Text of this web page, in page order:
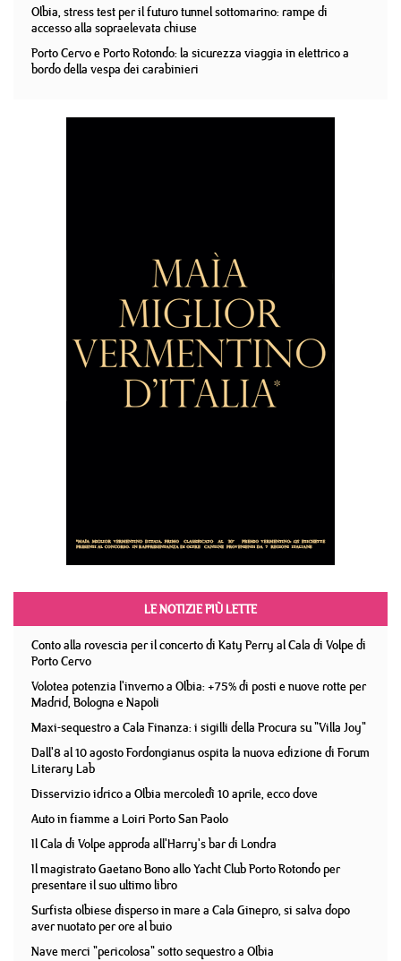
Olbia, stress test per il futuro tunnel sottomarino: rampe di
accesso alla sopraelevata chiuse
Porto Cervo e Porto Rotondo: la sicurezza viaggia in elettrico a
bordo della vespa dei carabinieri
LE NOTIZIE PIÙ LETTE
Conto alla rovescia per il concerto di Katy Perry al Cala di Volpe di
Porto Cervo
Volotea potenzia l'inverno a Olbia: +75% di posti e nuove rotte per
Madrid, Bologna e Napoli
Maxi-sequestro a Cala Finanza: i sigilli della Procura su "Villa Joy"
Dall'8 al 10 agosto Fordongianus ospita la nuova edizione di Forum
Literary Lab
Disservizio idrico a Olbia mercoledì 10 aprile, ecco dove
Auto in fiamme a Loiri Porto San Paolo
Il Cala di Volpe approda all'Harry's bar di Londra
Il magistrato Gaetano Bono allo Yacht Club Porto Rotondo per
presentare il suo ultimo libro
Surfista olbiese disperso in mare a Cala Ginepro, si salva dopo
aver nuotato per ore al buio
Nave merci "pericolosa" sotto sequestro a Olbia